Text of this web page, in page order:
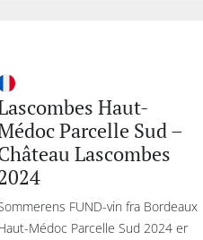
Haut-
Parcelle Sud –
Lascombes
FUND-vin fra Bordeaux
Médoc Parcelle Sud 2024 er